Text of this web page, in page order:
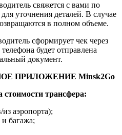
свяжется с вами по
уточнения деталей. В случае
в полном объеме.
сформирует чек через
будет отправлена
документ.
ПРИЛОЖЕНИЕ Minsk2Go
стоимости трансфера:
аэропорта);
багажа;